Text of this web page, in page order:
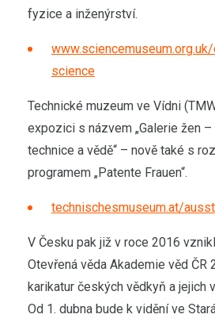
fyzice a inženýrství.
science
Technické muzeum ve Vídni
expozici s názvem „Galerie žen
technice a vědě“ – nově také s
programem „Patente Frauen“.
technischesmuseum.at/
V Česku pak již v roce 2016
Otevřená věda Akademie věd ČR
karikatur českých vědkyň a jejich
Od 1. dubna bude k vidění ve